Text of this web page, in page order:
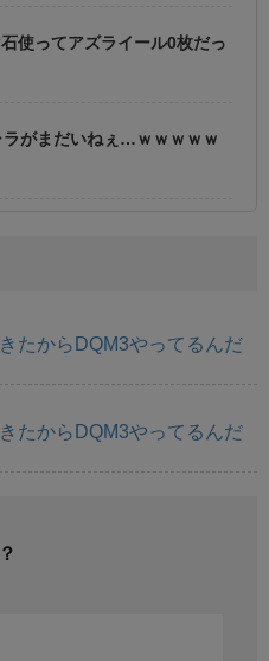
石使ってアズライール0枚だっ
ラがまだいねぇ…ｗｗｗｗｗ
たからDQM3やってるんだ
たからDQM3やってるんだ